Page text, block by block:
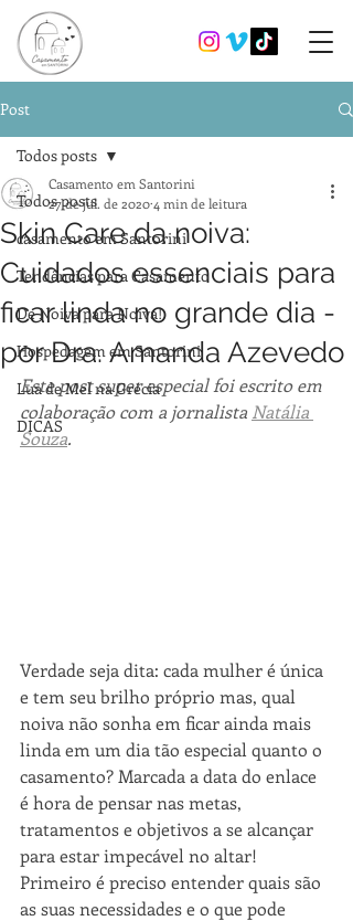
Post
Todos posts
casamento em Santorini
Tendências para Casamento
De Noiva para Noiva!
Hospedagem em Santorini
Lua de Mel na Grécia
DICAS
Todos posts
Skin Care da noiva:
Cuidados essenciais para
ficar linda no grande dia -
por Dra. Amanda Azevedo
Casamento em Santorini
27 de jul. de 20204 min de leitura
Este post super especial foi escrito em
colaboração com a jornalista Natália
Souza.
Verdade seja dita: cada mulher é única
e tem seu brilho próprio mas, qual
noiva não sonha em ficar ainda mais
linda em um dia tão especial quanto o
casamento? Marcada a data do enlace
é hora de pensar nas metas,
tratamentos e objetivos a se alcançar
para estar impecável no altar!
Primeiro é preciso entender quais são
as suas necessidades e o que pode